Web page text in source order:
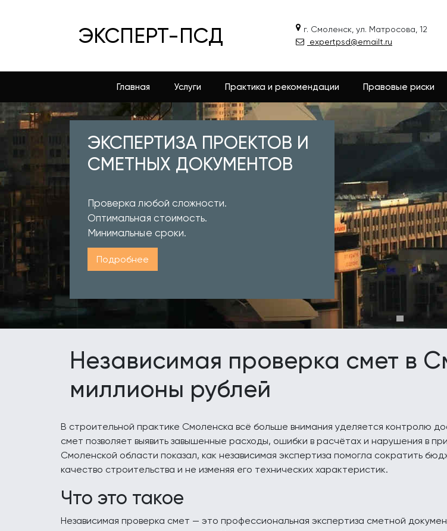
ЭКСПЕРТ-ПСД
г. Смоленск, ул. Матросова, 12
expertpsd@emailt.ru
Главная Услуги Практика и рекомендации Правовые риски
ЭКСПЕРТИЗА ПРОЕКТОВ И
СМЕТНЫХ ДОКУМЕНТОВ
Проверка любой сложности.
Оптимальная стоимость.
Минимальные сроки.
Подробнее
Независимая проверка смет в
миллионы рублей
В строительной практике Смоленска всё больше внимания уделяется контролю
смет позволяет выявить завышенные расходы, ошибки в расчётах и нарушения в
Смоленской области показал, как независимая экспертиза помогла сократить
качество строительства и не изменяя его технических характеристик.
Что это такое
Независимая проверка смет — это профессиональная экспертиза сметной